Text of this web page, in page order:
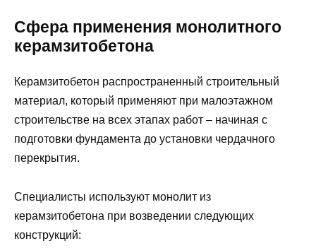
Сфера применения монолитного
керамзитобетона
Керамзитобетон распространенный строительный
материал, который применяют при малоэтажном
строительстве на всех этапах работ – начиная с
подготовки фундамента до установки чердачного
перекрытия.
Специалисты используют монолит из
керамзитобетона при возведении следующих
конструкций: